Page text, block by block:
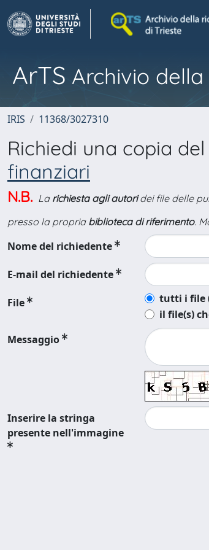
ArTS Archivio
IRIS 11368/3027310
Richiedi una copia
finanziari
N.B. La richiesta agli autoridei file delle
presso la propria biblioteca di riferimento.
Nome del richiedente
E-mail del richiedente
File
tutti i file
il file(s)
Messaggio
Inserire la stringa
presente nell'immagine